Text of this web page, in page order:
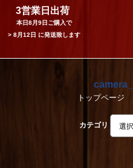
3営業日出荷
本日8月9日 ご購入で
> 8月12日 に発送致します
トップページ
カテゴリ